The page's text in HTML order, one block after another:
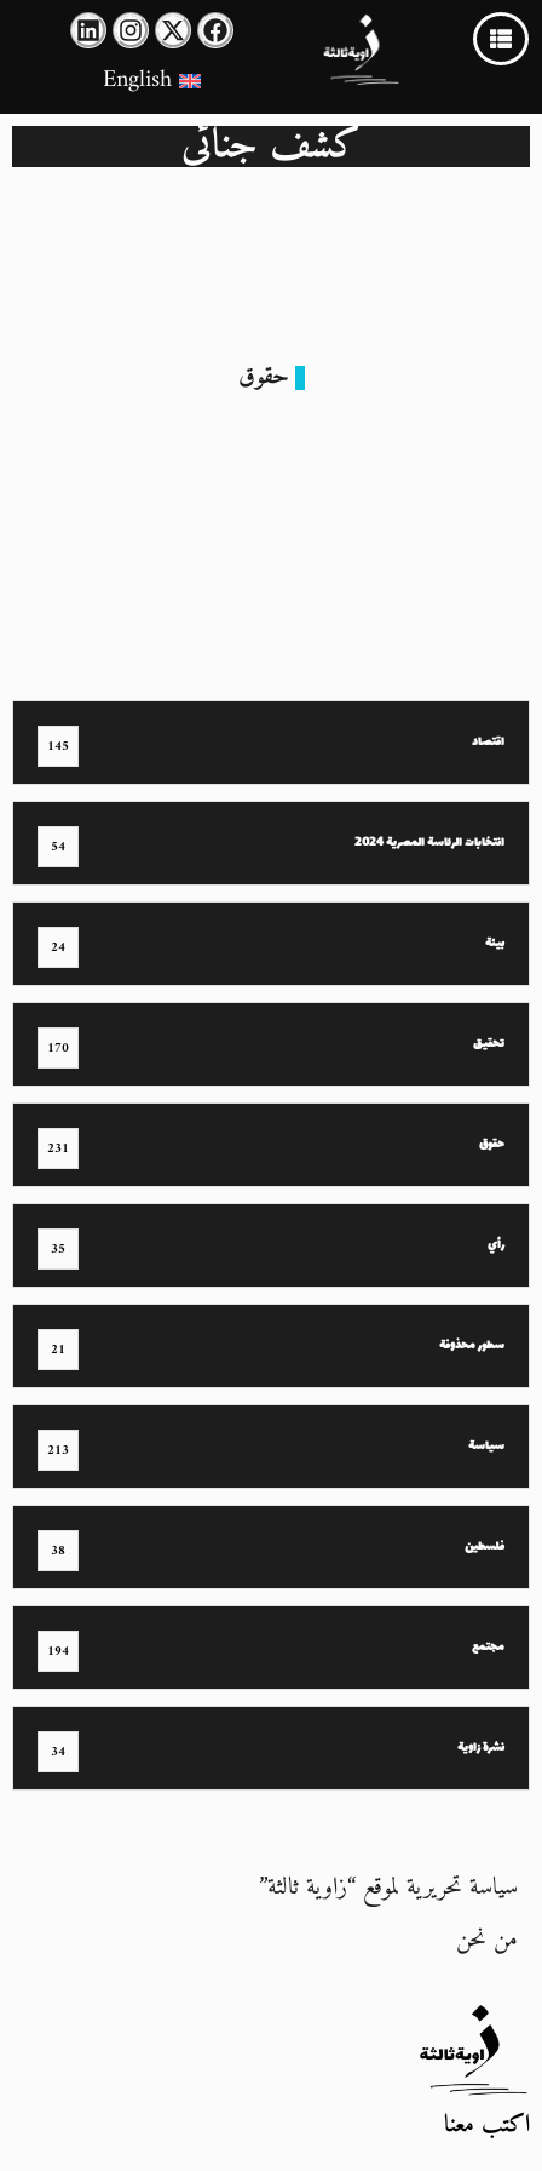
English
كشف جنائي
حقوق
اقتصاد 145
انتخابات الرئاسة المصرية 2024 54
بيئة 24
تحقيق 170
حقوق 231
رأي 35
سطور محذوفة 21
سياسة 213
فلسطين 38
مجتمع 194
نشرة زاوية 34
سياسة تحريرية لموقع “زاوية ثالثة”
من نحن
اكتب معنا